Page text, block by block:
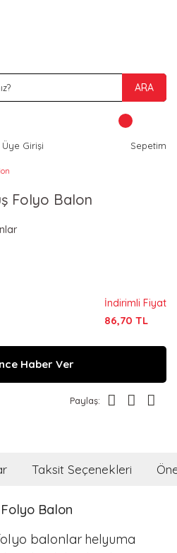
ARA
Üye Girişi Sepetim
Folyo Balon
İndirimli Fiyat
86,70 TL
Haber Ver
Paylaş:
Taksit Seçenekleri
Balon
balonlarhelyuma